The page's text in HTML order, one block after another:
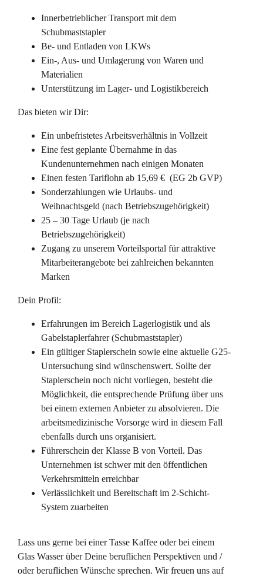
Innerbetrieblicher Transport mit dem
Schubmaststapler
Be- und Entladen von LKWs
Ein-, Aus- und Umlagerung von Waren und
Materialien
Unterstützung im Lager- und Logistikbereich
Das bieten wir Dir:
Ein unbefristetes Arbeitsverhältnis in Vollzeit
Eine fest geplante Übernahme in das
Kundenunternehmen nach einigen Monaten
Einen festen Tariflohn ab 15,69 € (EG 2b GVP)
Sonderzahlungen wie Urlaubs- und
Weihnachtsgeld (nach Betriebszugehörigkeit)
25 – 30 Tage Urlaub (je nach
Betriebszugehörigkeit)
Zugang zu unserem Vorteilsportal für attraktive
Mitarbeiterangebote bei zahlreichen bekannten
Marken
Dein Profil:
Erfahrungen im Bereich Lagerlogistik und als
Gabelstaplerfahrer (Schubmaststapler)
Ein gültiger Staplerschein sowie eine aktuelle G25-
Untersuchung sind wünschenswert. Sollte der
Staplerschein noch nicht vorliegen, besteht die
Möglichkeit, die entsprechende Prüfung über uns
bei einem externen Anbieter zu absolvieren. Die
arbeitsmedizinische Vorsorge wird in diesem Fall
ebenfalls durch uns organisiert.
Führerschein der Klasse B von Vorteil. Das
Unternehmen ist schwer mit den öffentlichen
Verkehrsmitteln erreichbar
Verlässlichkeit und Bereitschaft im 2-Schicht-
System zuarbeiten
Lass uns gerne bei einer Tasse Kaffee oder bei einem
Glas Wasser über Deine beruflichen Perspektiven und /
oder beruflichen Wünsche sprechen. Wir freuen uns auf